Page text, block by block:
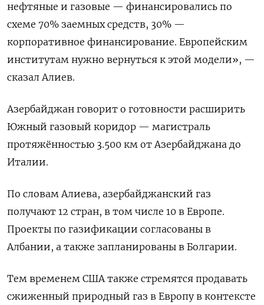
нефтяные и газовые — финансировались по
схеме 70% заемных средств, 30% —
корпоративное финансирование. Европейским
институтам нужно вернуться к этой модели», —
сказал Алиев.
Азербайджан говорит о готовности расширить
Южный газовый коридор — магистраль
протяжённостью 3.500 км от Азербайджана до
Италии.
По словам Алиева, азербайджанский газ
получают 12 стран, в том числе 10 в Европе.
Проекты по газификации согласованы в
Албании, а также запланированы в Болгарии.
Тем временем США также стремятся продавать
сжиженный природный газ в Европу в контексте